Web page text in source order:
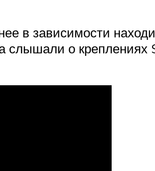
в зависимости
о креплениях